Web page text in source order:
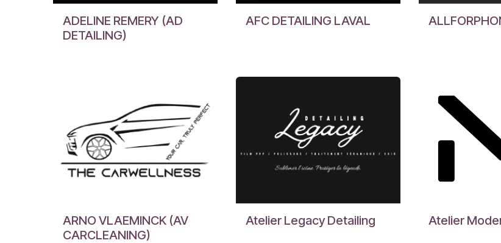
ADELINE REMERY (AD
DETAILING)
AFC DETAILING LAVAL
ARNO VLAEMINCK (AV
CARCLEANING)
Atelier Legacy Detailing Atelier